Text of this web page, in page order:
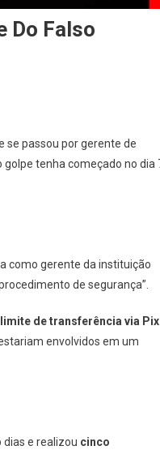
Do Falso
se passou por gerente de
tenha começado no dia
como gerente da instituição
de segurança”.
de transferência via Pix
envolvidos em um
e realizou cinco